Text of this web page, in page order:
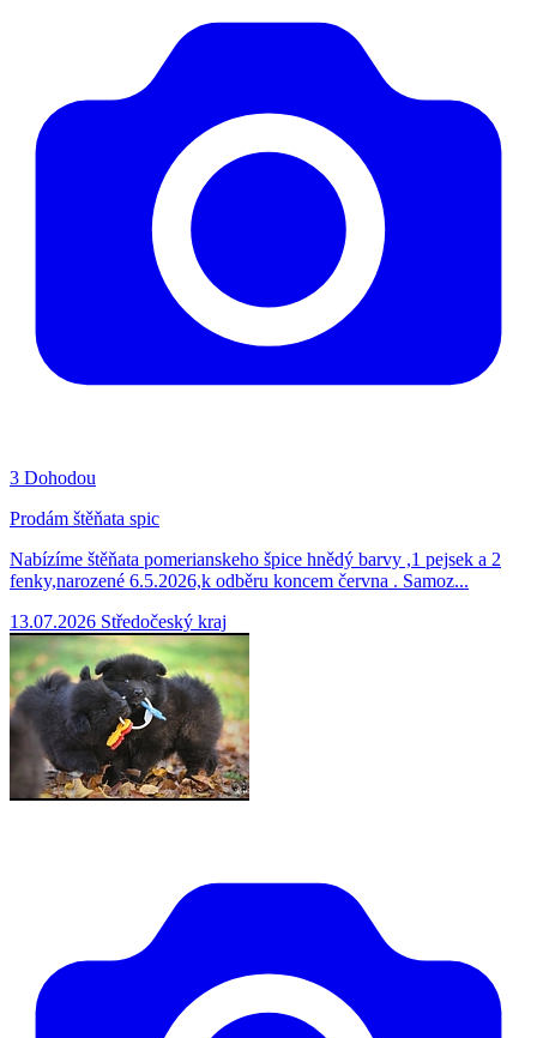
3 Dohodou
Prodám štěňata spic
Nabízíme štěňata pomerianskeho špice hnědý barvy ,1 pejsek a 2
fenky,narozené 6.5.2026,k odběru koncem června . Samoz...
13.07.2026 Středočeský kraj